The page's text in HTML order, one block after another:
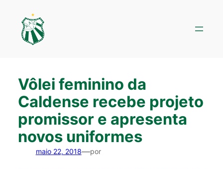
conteúdo
Vôlei feminino da
Caldense recebe projeto
promissor e apresenta
novos uniformes
maio 22, 2018—por